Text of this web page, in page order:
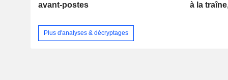
avant-postes
à la
Plus d'analyses & décryptages